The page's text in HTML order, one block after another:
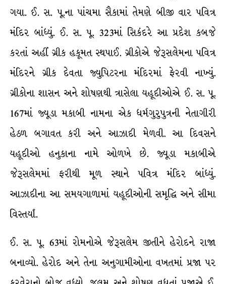
ગયા. ઈ. સ. પૂ.ના પાંચમા સૈકામાં તેમણે બીજી વાર પવિત્ર
મંદિર બાંધ્યું. ઈ. સ. પૂ. 323માં સિકંદરે આ પ્રદેશ કબજે
કરતાં અહીં ગ્રીક હકૂમત સ્થપાઈ. ગ્રીકોએ જેરૂસલેમના પવિત્ર
મંદિરને ગ્રીક દેવતા જ્યુપિટરના મંદિરમાં ફેરવી નાખ્યું.
ગ્રીકોના શાસન અને શોષણથી ત્રાસેલા યહૂદીઓએ ઈ. સ. પૂ.
167માં જ્યૂડા મકાબી નામના એક ધર્મગુરુપુત્રની નેતાગીરી
હેઠળ બગાવત કરી અને આઝાદી મેળવી. આ દિવસને
યહૂદીઓ હનુકાના નામે ઓળખે છે. જ્યૂડા મકાબીએ
જેરૂસલેમમાં ફરીથી મૂળ સ્થાને પવિત્ર મંદિર બાંધ્યું.
આઝાદીના આ સમયગાળામાં યહૂદીઓની સમૃદ્ધિ અને સીમા
વિસ્તર્યાં.
ઈ. સ. પૂ. 63માં રોમનોએ જેરૂસલેમ જીતીને હેરોદને રાજા
બનાવ્યો. હેરોદ અને તેના અનુગામીઓના વખતમાં પ્રજા પર